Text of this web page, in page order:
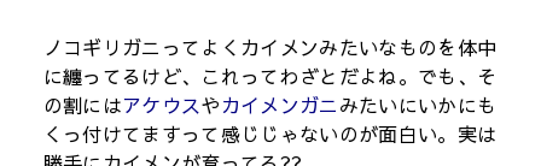
ノコギリガニってよくカイメンみたいなものを体中
に纏ってるけど、これってわざとだよね。でも、そ
の割にはアケウスやカイメンガニみたいにいかにも
くっ付けてますって感じじゃないのが面白い。実は